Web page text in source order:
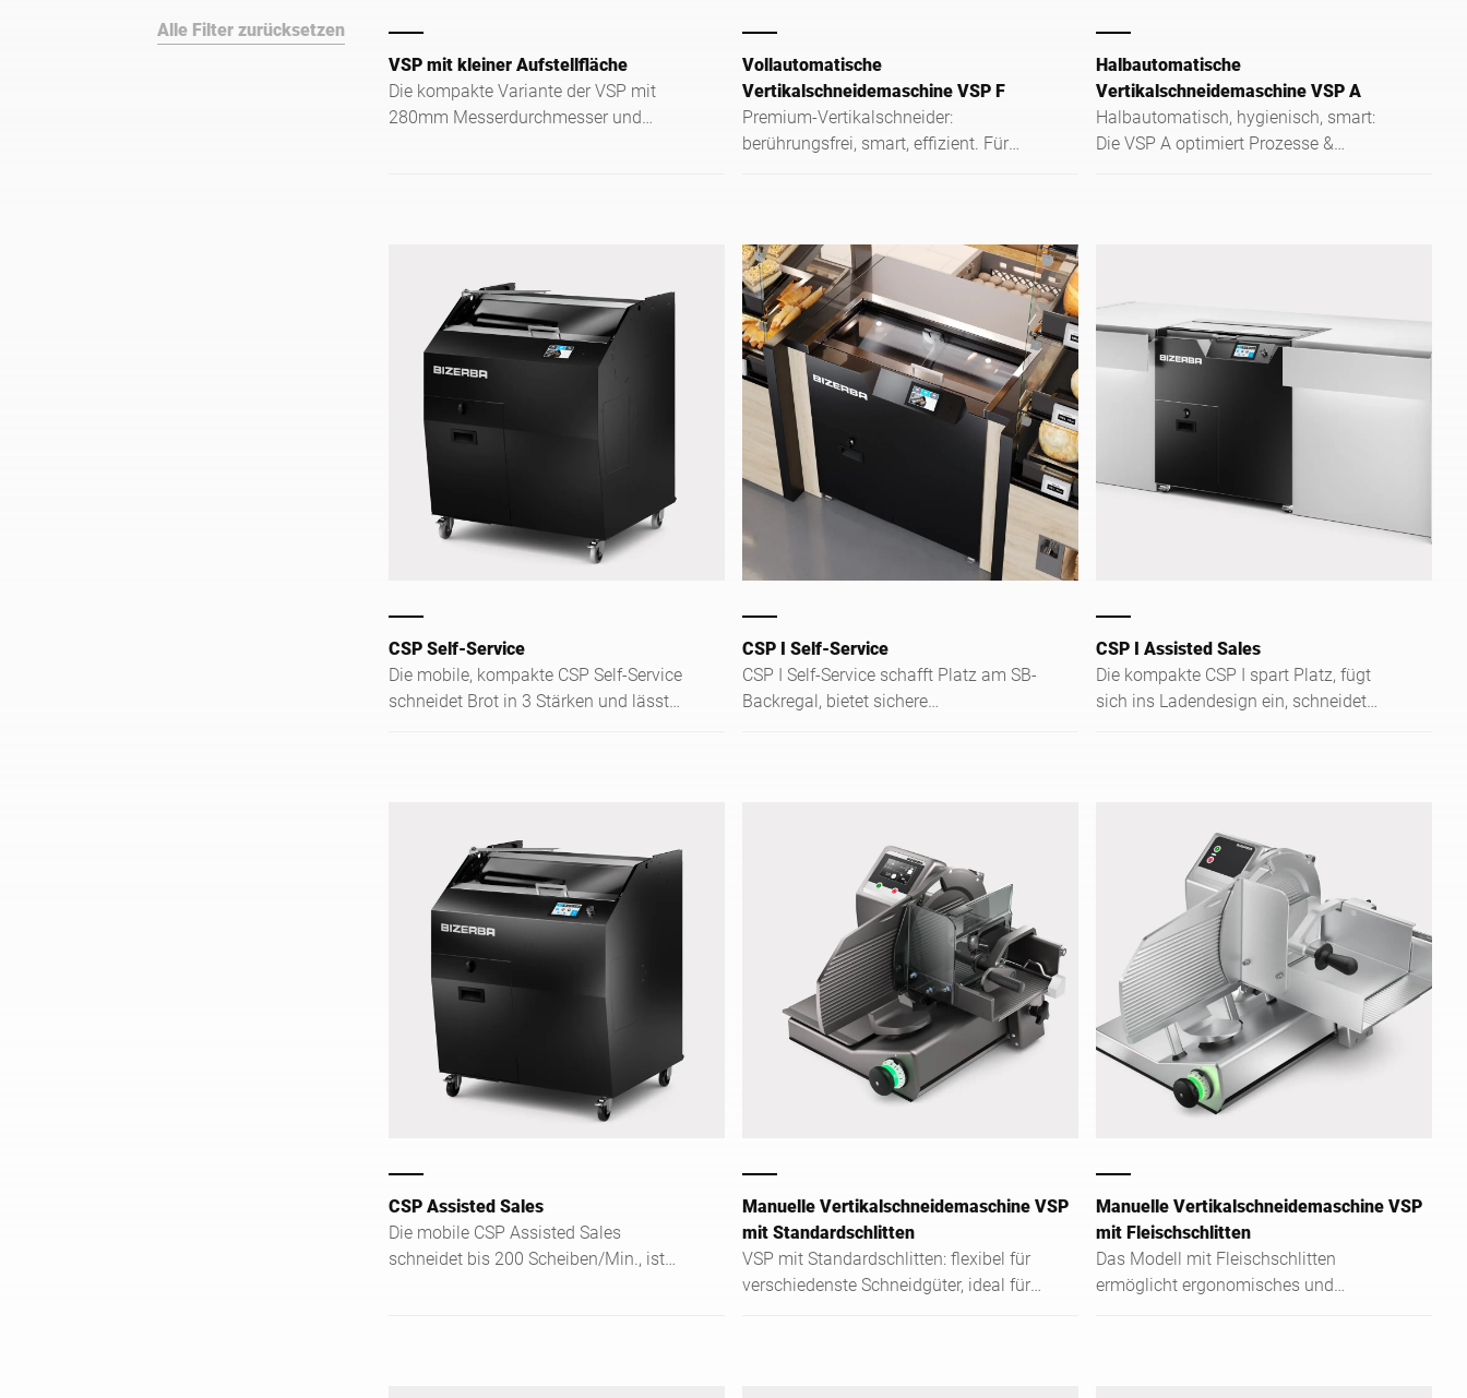
Alle Filter zurücksetzen
VSP mit kleiner Aufstellfläche
Die kompakte Variante der VSP mit
280mm Messerdurchmesser und
Vollautomatische
Vertikalschneidemaschine VSP F
Premium-Vertikalschneider:
berührungsfrei, smart, effizient. Für
Halbautomatische
Vertikalschneidemaschine VSP A
Halbautomatisch, hygienisch, smart:
Die VSP A optimiert Prozesse &
CSP Self-Service
Die mobile, kompakte CSP Self-Service
schneidet Brot in 3 Stärken und lässt
CSP I Self-Service
CSP I Self-Service schafft Platz am SB-
Backregal, bietet sichere
CSP I Assisted Sales
Die kompakte CSP I spart Platz, fügt
sich ins Ladendesign ein, schneidet
CSP Assisted Sales
Die mobile CSP Assisted Sales
schneidet bis 200 Scheiben/Min., ist
Manuelle Vertikalschneidemaschine VSP
mit Standardschlitten
VSP mit Standardschlitten: flexibel für
verschiedenste Schneidgüter, ideal für
Manuelle Vertikalschneidemaschine VSP
mit Fleischschlitten
Das Modell mit Fleischschlitten
ermöglicht ergonomisches und